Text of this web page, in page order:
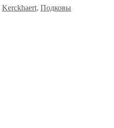
Kerckhaert, Подковы